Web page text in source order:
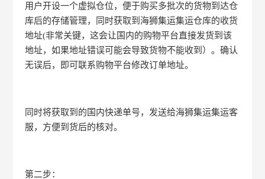
用户开设一个虚拟仓位，便于购买多批次的货物到达仓
库后的存储管理，同时获取到海狮集运集运仓库的收货
地址(非常关键，这会让国内的购物平台直接发货到该
地址，如果地址错误可能会导致货物不能收到）。确认
无误后，即可联系购物平台修改订单地址。
同时将获取到的国内快递单号，发送给海狮集运集运客
服，方便到货后的核对。
第二步：